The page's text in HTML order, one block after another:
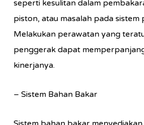
seperti kesulitan dalam
piston, atau masalah pada sistem
Melakukan perawatan yang
penggerak dapat
kinerjanya.
– Sistem Bahan Bakar